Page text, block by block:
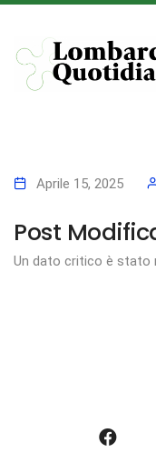
Aprile 15, 2025
Post
Un dato critico è stato